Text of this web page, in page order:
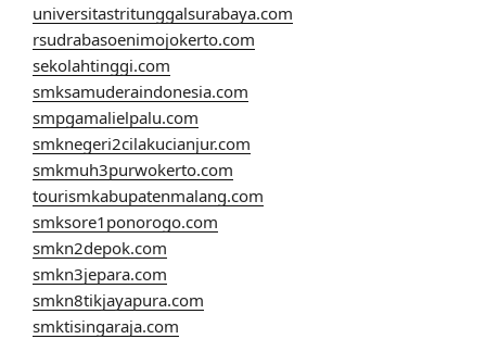
universitastritunggalsurabaya.com
rsudrabasoenimojokerto.com
sekolahtinggi.com
smksamuderaindonesia.com
smpgamalielpalu.com
smknegeri2cilakucianjur.com
smkmuh3purwokerto.com
tourismkabupatenmalang.com
smksore1ponorogo.com
smkn2depok.com
smkn3jepara.com
smkn8tikjayapura.com
smktisingaraja.com